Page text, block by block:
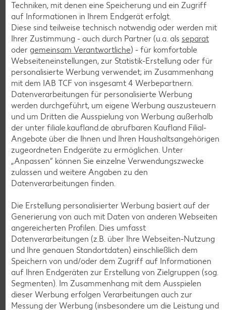
K-TAKE IT VEGGIE
Veganer Cocogurt vegan,
versch. Sorten
je 400-g-Becher
(1 kg = 3.23)
nur
1.29
Weitere Angebote anzeigen
Diese Artikel findest du an unserer
Frischetheke
ROYAL ORANGE
Maasdam
je 100 g
-56%
0.69
Weitere Angebote anzeigen
Techniken, mit denen eine Speicherung und ein Zugriff
auf Informationen in Ihrem Endgerät erfolgt.
Diese sind teilweise technisch notwendig oder werden mit
Ihrer Zustimmung - auch durch Partner (u.a. als separat
oder gemeinsam Verantwortliche) - für komfortable
Webseiteneinstellungen, zur Statistik-Erstellung oder für
personalisierte Werbung verwendet; im Zusammenhang
mit dem IAB TCF von insgesamt 4 Werbepartnern.
Datenverarbeitungen für personalisierte Werbung
werden durchgeführt, um eigene Werbung auszusteuern
und um Dritten die Ausspielung von Werbung außerhalb
der unter filiale.kaufland.de abrufbaren Kaufland Filial-
Angebote über die Ihnen und Ihren Haushaltsangehörigen
zugeordneten Endgeräte zu ermöglichen. Unter
„Anpassen“ können Sie einzelne Verwendungszwecke
zulassen und weitere Angaben zu den
Datenverarbeitungen finden.
Die Erstellung personalisierter Werbung basiert auf der
Generierung von auch mit Daten von anderen Webseiten
angereicherten Profilen. Dies umfasst
Datenverarbeitungen (z.B. über Ihre Webseiten-Nutzung
und Ihre genauen Standortdaten) einschließlich dem
Speichern von und/oder dem Zugriff auf Informationen
auf Ihren Endgeräten zur Erstellung von Zielgruppen (sog.
Segmenten). Im Zusammenhang mit dem Ausspielen
dieser Werbung erfolgen Verarbeitungen auch zur
Messung der Werbung (insbesondere um die Leistung und